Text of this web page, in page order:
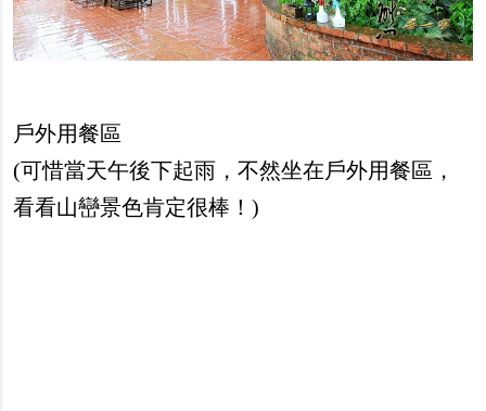
戶外用餐區
(可惜當天午後下起雨，不然坐在戶外用餐區，
看看山巒景色肯定很棒！)